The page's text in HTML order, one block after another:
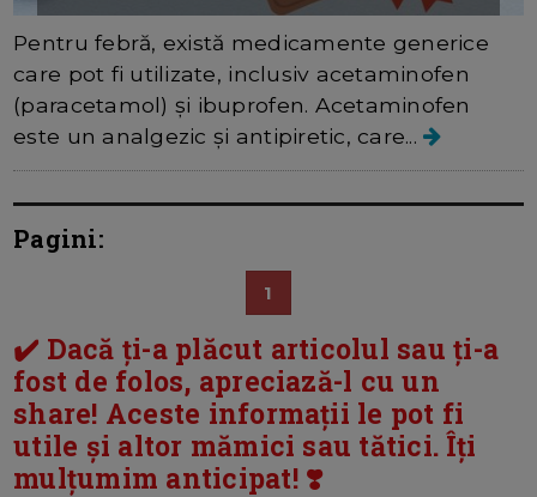
Pentru febră, există medicamente generice
care pot fi utilizate, inclusiv acetaminofen
(paracetamol) și ibuprofen. Acetaminofen
este un analgezic și antipiretic, care...
Pagini:
1
✔️ Dacă ți-a plăcut articolul sau ți-a
fost de folos, apreciază-l cu un
share! Aceste informații le pot fi
utile și altor mămici sau tătici. Îți
mulțumim anticipat! ❣️